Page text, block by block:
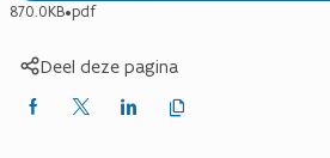
870.0KB•pdf
Deel deze pagina
Delen
Delen
Delen
link